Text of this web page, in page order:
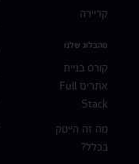
קריירה
מהבלוג שלנו
קורס בניית
אתרים Full
Stack
מה זה הייטק
בכלל?